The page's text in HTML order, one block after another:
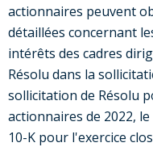
actionnaires peuvent
détaillées concernant
intérêts des cadres
Résolu dans la
sollicitation de Résolu
actionnaires de 2022,
10-K pour l'exercice